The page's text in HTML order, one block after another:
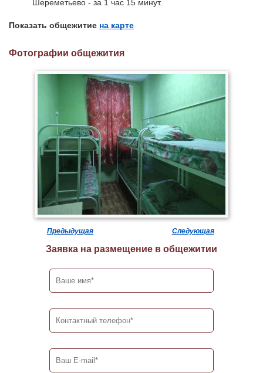
Шереметьево - за 1 час 15 минут.
Показать общежитие на карте
Фотографии общежития
Предыдущая Следующая
Заявка на размещение в общежитии